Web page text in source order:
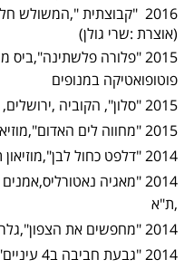
2016 "קבוצתית
(אוצרת :שרי גולן)
2015 "פלורה
פוטופואטיקה במנופים
2015 "סלון", הקוביה ,ירושלים,
2015 "מחווה לים האדום",מוזיאון יאנקו דאדא ,עין הוד
2014 "דלפט כחול לבן",מוזיאון תל אביב לאמנות,אוצר:דורון לוריא
2014 "מאגיה נאטורליס,אמנים ישראלים חוקרים טבע", גלריה
,ת"א
2014 "מחפשים את הצפון",גלריה
2014 "גבעת חביבה ב4 עיניים",גלריה בגבעת חביבה